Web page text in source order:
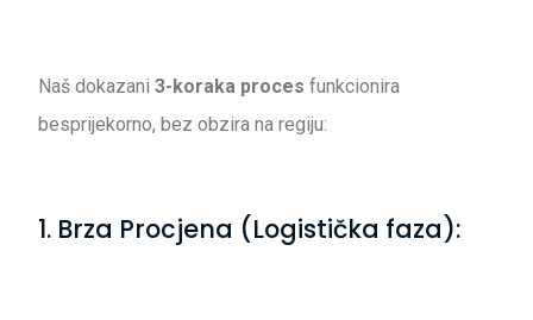
Naš dokazani 3-koraka proces funkcionira
besprijekorno, bez obzira na regiju:
1. Brza Procjena (Logistička faza):